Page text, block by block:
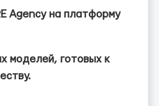
Agency на платформу
моделей, готовых к